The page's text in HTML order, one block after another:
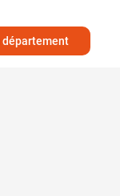
département